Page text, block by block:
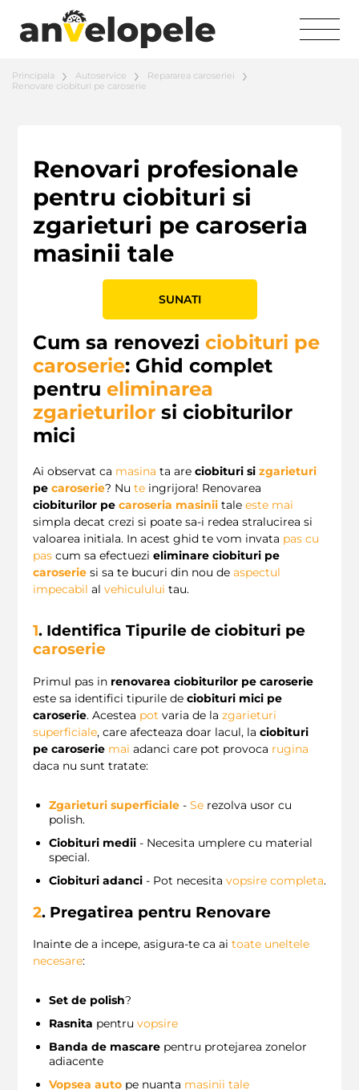
Principala Autoservice
Repararea caroseriei
Renovare ciobituri pe caroserie
Renovari profesionale
pentru ciobituri si
zgarieturi pe caroseria
masinii tale
SUNATI
Cum sa renovezi ciobituri pe
caroserie: Ghid complet
pentru eliminarea
zgarieturilor si ciobiturilor
mici
Ai observat ca masina ta are ciobituri si zgarieturi
pe caroserie? Nu te ingrijora! Renovarea
ciobiturilor pe caroseria masinii tale este mai
simpla decat crezi si poate sa-i redea stralucirea si
valoarea initiala. In acest ghid te vom invata pas cu
pas cum sa efectuezi eliminare ciobituri pe
caroserie si sa te bucuri din nou de aspectul
impecabil al vehiculului tau.
1. Identifica Tipurile de ciobituri pe
caroserie
Primul pas in renovarea ciobiturilor pe caroserie
este sa identifici tipurile de ciobituri mici pe
caroserie. Acestea pot varia de la zgarieturi
superficiale, care afecteaza doar lacul, la ciobituri
pe caroserie mai adanci care pot provoca rugina
daca nu sunt tratate:
Zgarieturi superficiale - Se rezolva usor cu
polish.
Ciobituri medii - Necesita umplere cu material
special.
Ciobituri adanci - Pot necesita vopsire completa.
2. Pregatirea pentru Renovare
Inainte de a incepe, asigura-te ca ai toate uneltele
necesare:
Set de polish?
Rasnita pentru vopsire
Banda de mascare pentru protejarea zonelor
adiacente
Vopsea auto pe nuanta masinii tale